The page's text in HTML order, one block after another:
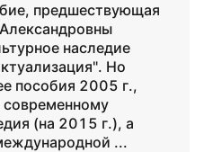
предшествующая
наследие
Но
пособия 2005 г.,
современному
(на 2015 г.), а
...